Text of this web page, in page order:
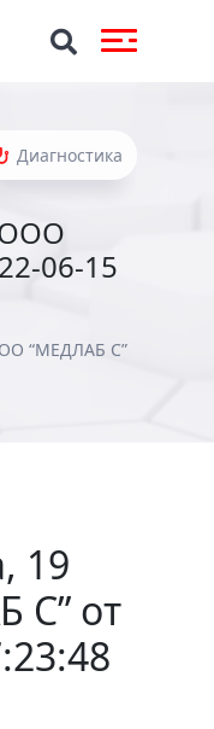
Диагностика
ООО
06-15
“МЕДЛАБ С”
19
С” от